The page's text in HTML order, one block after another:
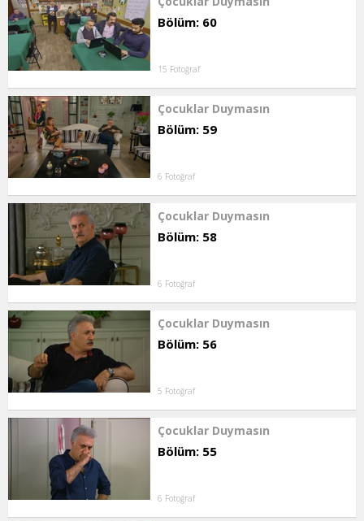
Bölüm: 60
15 Fotoğraf
Çocuklar Duymasın
Bölüm: 59
6 Fotoğraf
Çocuklar Duymasın
Bölüm: 58
6 Fotoğraf
Çocuklar Duymasın
Bölüm: 56
5 Fotoğraf
Çocuklar Duymasın
Bölüm: 55
6 Fotoğraf